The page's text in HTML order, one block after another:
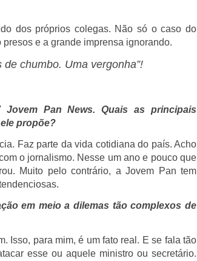
dos próprios colegas. Não só o caso do
e a grande imprensa ignorando.
chumbo. Uma vergonha”!
Pan News. Quais as principais
propõe?
Faz parte da vida cotidiana do país. Acho
o jornalismo. Nesse um ano e pouco que
Muito pelo contrário, a Jovem Pan tem
em meio a dilemas tão complexos de
Isso, para mim, é um fato real. E se fala tão
esse ou aquele ministro ou secretário.